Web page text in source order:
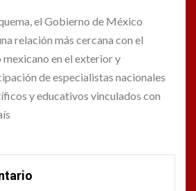
el Gobierno de México
relación más cercana con el
en el exterior y
de especialistas nacionales
y educativos vinculados con